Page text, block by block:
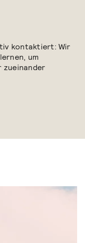
kontaktiert: Wir
um
zueinander